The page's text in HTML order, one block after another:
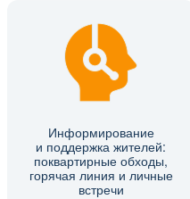
Информирование
и поддержка жителей:
поквартирные обходы,
горячая линия и личные
встречи